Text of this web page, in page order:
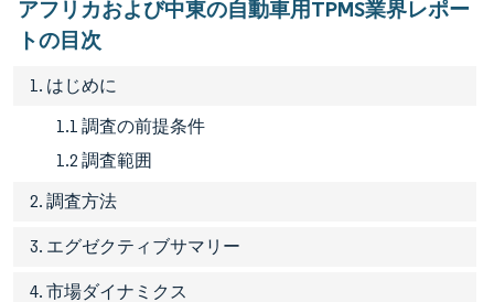
アフリカおよび中東の自動車用TPMS業界レポー
トの目次
1. はじめに
1.1 調査の前提条件
1.2 調査範囲
2. 調査方法
3. エグゼクティブサマリー
4. 市場ダイナミクス